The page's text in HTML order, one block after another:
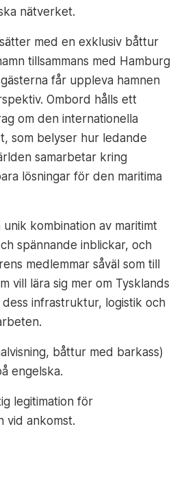
nätverket.
med en exklusiv båttur
tillsammans med Hamburg
får uppleva hamnen
Ombord hålls ett
om den internationella
som belyser hur ledande
samarbetar kring
lösningar för den maritima
unik kombination av maritimt
spännande inblickar, och
medlemmar såväl som till
vill lära sig mer om Tysklands
infrastruktur, logistik och
båttur med barkass)
engelska.
legitimation för
vid ankomst.